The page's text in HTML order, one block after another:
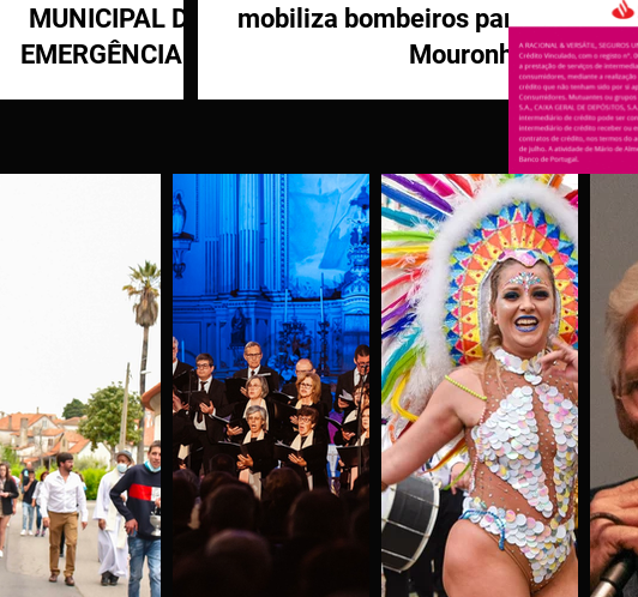
MUNICIPAL DE
EMERGÊNCIA E
mobiliza bombeiros para
Mouronho